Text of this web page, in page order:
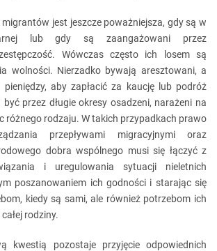
jest jeszcze poważniejsza, gdy są w
lub gdy są zaangażowani przez
Wówczas często ich losem są
wolności. Nierzadko bywają aresztowani, a
aby zapłacić za kaucję lub podróż
przez długie okresy osadzeni, narażeni na
różnego rodzaju. W takich przypadkach prawo
przepływami migracyjnymi oraz
dobra wspólnego musi się łączyć z
i uregulowania sytuacji nieletnich
poszanowaniem ich godności i starając się
kiedy są sami, ale również potrzebom ich
rodziny.
kwestią pozostaje przyjęcie odpowiednich